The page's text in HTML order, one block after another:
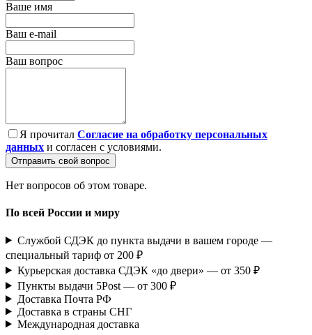
Ваше имя
Ваш e-mail
Ваш вопрос
Я прочитал Согласие на обработку персональных
данных и согласен с условиями.
Отправить свой вопрос
Нет вопросов об этом товаре.
По всей России и миру
Службой СДЭК до пункта выдачи в вашем городе —
специальный тариф от 200 ₽
Курьерская доставка СДЭК «до двери» — от 350 ₽
Пункты выдачи 5Post — от 300 ₽
Доставка Почта РФ
Доставка в страны СНГ
Международная доставка